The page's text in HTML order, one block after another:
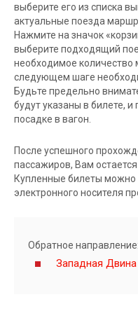
выберите его из списка
актуальные поезда
Нажмите на значок
выберите подходящий
необходимое количество
следующем шаге
Будьте предельно
будут указаны в билете,
посадке в вагон.
После успешного
пассажиров, Вам
Купленные билеты можно
электронного носителя
Обратное направление:
Западная